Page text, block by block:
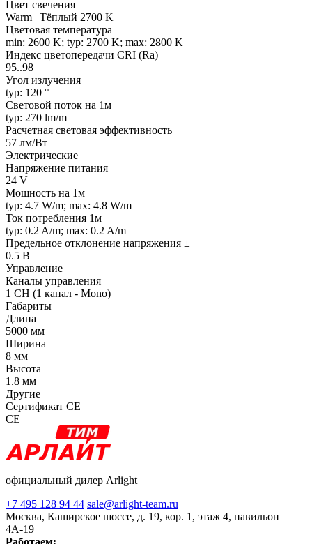
Цвет свечения
Warm | Тёплый 2700 K
Цветовая температура
min: 2600 K; typ: 2700 K; max: 2800 K
Индекс цветопередачи CRI (Ra)
95..98
Угол излучения
typ: 120 °
Световой поток на 1м
typ: 270 lm/m
Расчетная световая эффективность
57 лм/Вт
Электрические
Напряжение питания
24 V
Мощность на 1м
typ: 4.7 W/m; max: 4.8 W/m
Ток потребления 1м
typ: 0.2 A/m; max: 0.2 A/m
Предельное отклонение напряжения ±
0.5 В
Управление
Каналы управления
1 CH (1 канал - Mono)
Габариты
Длина
5000 мм
Ширина
8 мм
Высота
1.8 мм
Другие
Сертификат CE
CE
официальный дилер Arlight
+7 495 128 94 44 sale@arlight-team.ru
Москва, Каширское шоссе, д. 19, кор. 1, этаж 4, павильон
4А-19